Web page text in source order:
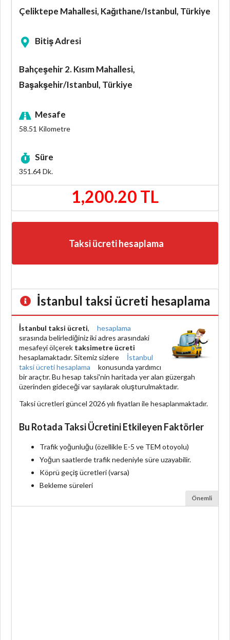
Çeliktepe Mahallesi, Kağıthane/Istanbul, Türkiye
Bitiş Adresi
Bahçeşehir 2. Kısım Mahallesi,
Başakşehir/Istanbul, Türkiye
Mesafe
58.51 Kilometre
Süre
351.64Dk.
1,200.20 TL
Taksi ücreti hesaplama
İstanbul taksi ücreti hesaplama
İstanbul taksi ücreti,
hesaplama
sırasında belirlediğiniz iki adres arasındaki
mesafeyi ölçerek taksimetre ücreti
hesaplamaktadır. Sitemiz sizlere
İstanbul
taksi ücreti hesaplama
konusunda yardımcı
bir araçtır. Bu hesap taksi'nin haritada yer alan güzergah
üzerinden gideceği var sayılarak oluşturulmaktadır.
Taksi ücretleri güncel 2026 yılı fiyatları ile hesaplanmaktadır.
Bu Rotada Taksi Ücretini Etkileyen Faktörler
Trafik yoğunluğu (özellikle E-5 ve TEM otoyolu)
Yoğun saatlerde trafik nedeniyle süre uzayabilir.
Köprü geçiş ücretleri (varsa)
Bekleme süreleri
Önemli